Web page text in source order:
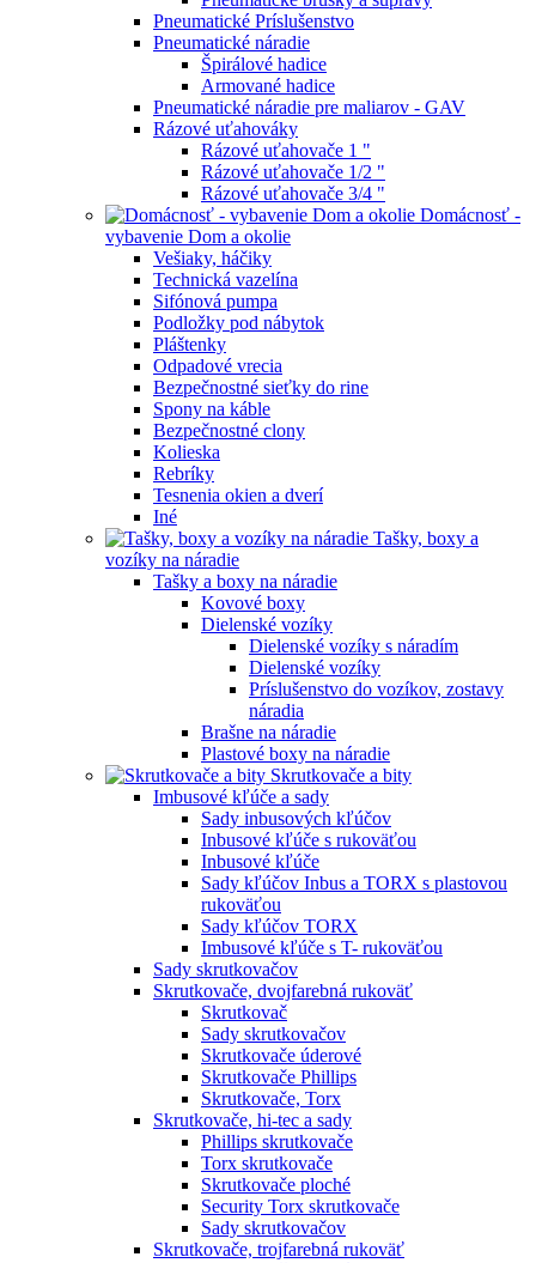
Pneumatické Príslušenstvo
Pneumatické náradie
Špirálové hadice
Armované hadice
Pneumatické náradie pre maliarov - GAV
Rázové uťahováky
Rázové uťahovače 1 "
Rázové uťahovače 1/2 "
Rázové uťahovače 3/4 "
Domácnosť -
vybavenie Dom a okolie
Vešiaky, háčiky
Technická vazelína
Sifónová pumpa
Podložky pod nábytok
Pláštenky
Odpadové vrecia
Bezpečnostné sieťky do rine
Spony na káble
Bezpečnostné clony
Kolieska
Rebríky
Tesnenia okien a dverí
Iné
Tašky, boxy a
vozíky na náradie
Tašky a boxy na náradie
Kovové boxy
Dielenské vozíky
Dielenské vozíky s náradím
Dielenské vozíky
Príslušenstvo do vozíkov, zostavy
náradia
Brašne na náradie
Plastové boxy na náradie
Skrutkovače a bity
Imbusové kľúče a sady
Sady inbusových kľúčov
Inbusové kľúče s rukoväťou
Inbusové kľúče
Sady kľúčov Inbus a TORX s plastovou
rukoväťou
Sady kľúčov TORX
Imbusové kľúče s T- rukoväťou
Sady skrutkovačov
Skrutkovače, dvojfarebná rukoväť
Skrutkovač
Sady skrutkovačov
Skrutkovače úderové
Skrutkovače Phillips
Skrutkovače, Torx
Skrutkovače, hi-tec a sady
Phillips skrutkovače
Torx skrutkovače
Skrutkovače ploché
Security Torx skrutkovače
Sady skrutkovačov
Skrutkovače, trojfarebná rukoväť